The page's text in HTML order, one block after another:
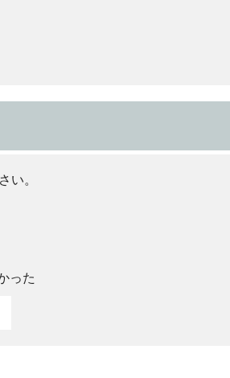
い。
った